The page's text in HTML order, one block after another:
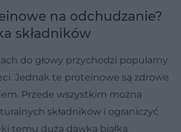
na odchudzanie?
składników
do głowy przychodzi popularny
Jednak te proteinowe są zdrowe
Przede wszystkim można
składników i ograniczyć
temu duża dawka białka